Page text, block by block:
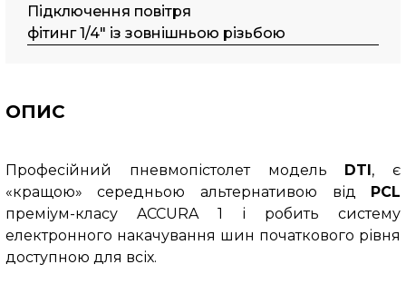
Підключення повітря
фітинг 1/4" із зовнішньою різьбою
ОПИС
Професійний пневмопістолет модель DTI,є
«кращою» середньою альтернативою від PCL
преміум-класу ACCURA 1 і робить систему
електронного накачування шин початкового рівня
доступною для всіх.